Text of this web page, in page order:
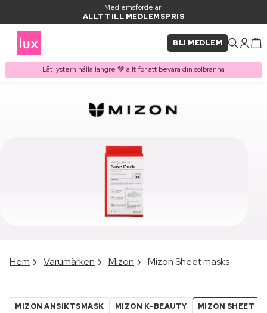
Medlemsfördelar:
ALLT TILL MEDLEMSPRIS
BLI MEDLEM
Låt lystern hålla längre 🤎 allt för att bevara din solbränna
Hem Varumärken Mizon Mizon Sheet masks
MIZON ANSIKTSMASK MIZON K-BEAUTY MIZON SHEET